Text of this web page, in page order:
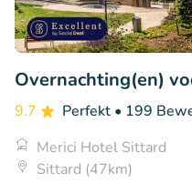
Overnachting(en)
9.7 Perfekt • 199
Merici Hotel Sittard
Sittard (47km)